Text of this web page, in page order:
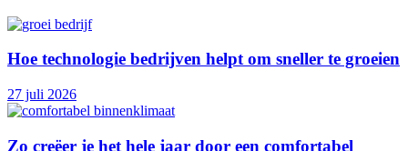
Hoe technologie bedrijven helpt om sneller te groeien
27 juli 2026
Zo creëer je het hele jaar door een comfortabel